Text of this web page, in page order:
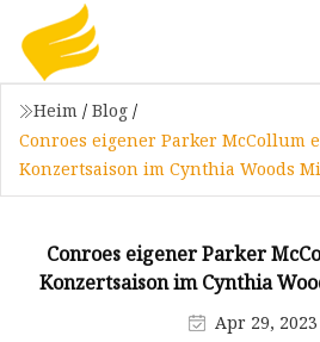
Heim / Blog /
Conroes eigener Parker McCollum
Konzertsaison im Cynthia Woods
Conroes eigener Parker
Konzertsaison im Cynthia
Apr 29, 2023